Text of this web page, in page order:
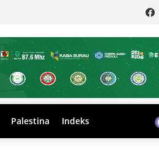
Palestina Indeks